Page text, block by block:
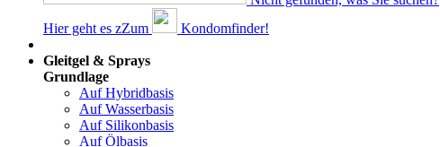
Hier geht es zZum
Kondomfinder!
Gleitgel & Sprays
Grundlage
Auf Hybridbasis
Auf Wasserbasis
Auf Silikonbasis
Auf Ölbasis